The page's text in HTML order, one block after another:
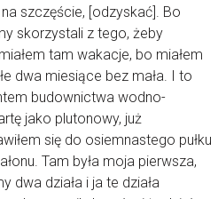
szczęście, [odzyskać]. Bo
skorzystali z tego, żeby
tam wakacje, bo miałem
dwa miesiące bez mała. I to
budownictwa wodno-
jako plutonowy, już
się do osiemnastego pułku
Tam była moja pierwsza,
dwa działa i ja te działa